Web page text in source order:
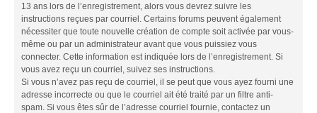
13 ans lors de l’enregistrement, alors vous devrez suivre les
instructions reçues par courriel. Certains forums peuvent également
nécessiter que toute nouvelle création de compte soit activée par vous-
même ou par un administrateur avant que vous puissiez vous
connecter. Cette information est indiquée lors de l’enregistrement. Si
vous avez reçu un courriel, suivez ses instructions.
Si vous n’avez pas reçu de courriel, il se peut que vous ayez fourni une
adresse incorrecte ou que le courriel ait été traité par un filtre anti-
spam. Si vous êtes sûr de l’adresse courriel fournie, contactez un